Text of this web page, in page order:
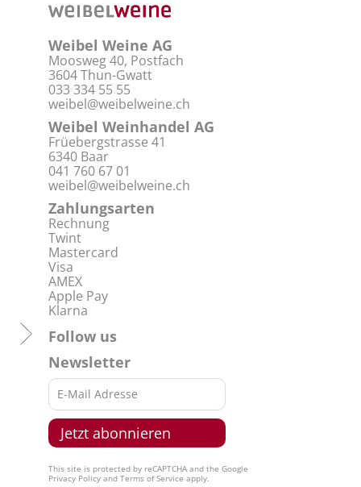
Weibel Weine AG
Moosweg 40, Postfach
3604 Thun-Gwatt
033 334 55 55
weibel@weibelweine.ch
Weibel Weinhandel AG
Früebergstrasse 41
6340 Baar
041 760 67 01
weibel@weibelweine.ch
Zahlungsarten
Rechnung
Twint
Mastercard
Visa
AMEX
Apple Pay
Klarna
Follow us
Newsletter
This site is protected by reCAPTCHA and the Google
Privacy Policy and Terms of Service apply.